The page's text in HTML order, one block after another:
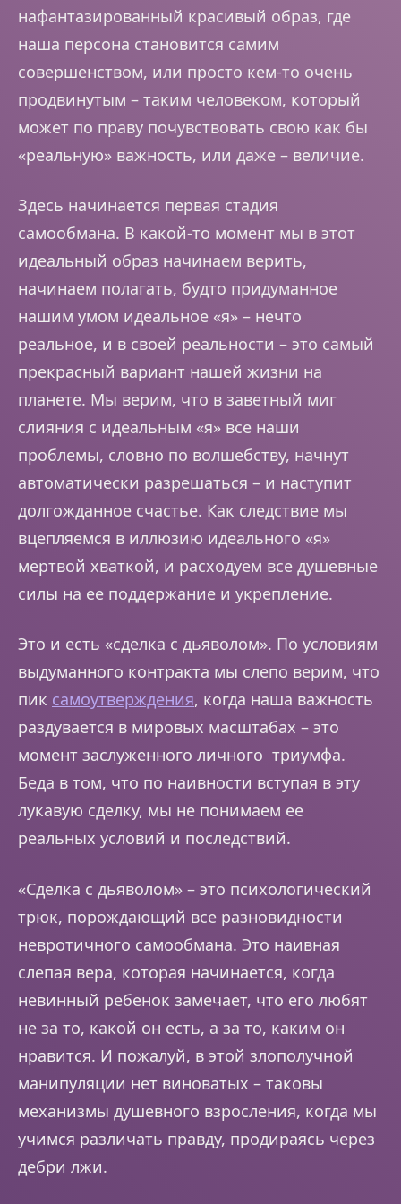
нафантазированный красивый образ, где
наша персона становится самим
совершенством, или просто кем-то очень
продвинутым – таким человеком, который
может по праву почувствовать свою как бы
«реальную» важность, или даже – величие.
Здесь начинается первая стадия
самообмана. В какой-то момент мы в этот
идеальный образ начинаем верить,
начинаем полагать, будто придуманное
нашим умом идеальное «я» – нечто
реальное, и в своей реальности – это самый
прекрасный вариант нашей жизни на
планете. Мы верим, что в заветный миг
слияния с идеальным «я» все наши
проблемы, словно по волшебству, начнут
автоматически разрешаться – и наступит
долгожданное счастье. Как следствие мы
вцепляемся в иллюзию идеального «я»
мертвой хваткой, и расходуем все душевные
силы на ее поддержание и укрепление.
Это и есть «сделка с дьяволом». По условиям
выдуманного контракта мы слепо верим, что
пик самоутверждения, когда наша важность
раздувается в мировых масштабах – это
момент заслуженного личного триумфа.
Беда в том, что по наивности вступая в эту
лукавую сделку, мы не понимаем ее
реальных условий и последствий.
«Сделка с дьяволом» – это психологический
трюк, порождающий все разновидности
невротичного самообмана. Это наивная
слепая вера, которая начинается, когда
невинный ребенок замечает, что его любят
не за то, какой он есть, а за то, каким он
нравится. И пожалуй, в этой злополучной
манипуляции нет виноватых – таковы
механизмы душевного взросления, когда мы
учимся различать правду, продираясь через
дебри лжи.